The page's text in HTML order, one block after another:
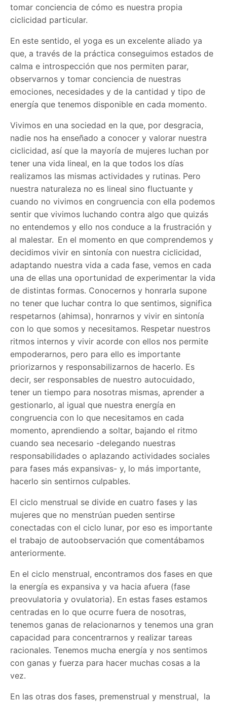
tomar conciencia de cómo es nuestra propia
ciclicidad particular.
En este sentido, el yoga es un excelente aliado ya
que, a través de la práctica conseguimos estados de
calma e introspección que nos permiten parar,
observarnos y tomar conciencia de nuestras
emociones, necesidades y de la cantidad y tipo de
energía que tenemos disponible en cada momento.
Vivimos en una sociedad en la que, por desgracia,
nadie nos ha enseñado a conocer y valorar nuestra
ciclicidad, así que la mayoría de mujeres luchan por
tener una vida lineal, en la que todos los días
realizamos las mismas actividades y rutinas. Pero
nuestra naturaleza no es lineal sino fluctuante y
cuando no vivimos en congruencia con ella podemos
sentir que vivimos luchando contra algo que quizás
no entendemos y ello nos conduce a la frustración y
al malestar. En el momento en que comprendemos y
decidimos vivir en sintonía con nuestra ciclicidad,
adaptando nuestra vida a cada fase, vemos en cada
una de ellas una oportunidad de experimentar la vida
de distintas formas. Conocernos y honrarla supone
no tener que luchar contra lo que sentimos, significa
respetarnos (ahimsa), honrarnos y vivir en sintonía
con lo que somos y necesitamos. Respetar nuestros
ritmos internos y vivir acorde con ellos nos permite
empoderarnos, pero para ello es importante
priorizarnos y responsabilizarnos de hacerlo. Es
decir, ser responsables de nuestro autocuidado,
tener un tiempo para nosotras mismas, aprender a
gestionarlo, al igual que nuestra energía en
congruencia con lo que necesitamos en cada
momento, aprendiendo a soltar, bajando el ritmo
cuando sea necesario -delegando nuestras
responsabilidades o aplazando actividades sociales
para fases más expansivas- y, lo más importante,
hacerlo sin sentirnos culpables.
El ciclo menstrual se divide en cuatro fases y las
mujeres que no menstrúan pueden sentirse
conectadas con el ciclo lunar, por eso es importante
el trabajo de autoobservación que comentábamos
anteriormente.
En el ciclo menstrual, encontramos dos fases en que
la energía es expansiva y va hacia afuera (fase
preovulatoria y ovulatoria). En estas fases estamos
centradas en lo que ocurre fuera de nosotras,
tenemos ganas de relacionarnos y tenemos una gran
capacidad para concentrarnos y realizar tareas
racionales. Tenemos mucha energía y nos sentimos
con ganas y fuerza para hacer muchas cosas a la
vez.
En las otras dos fases, premenstrual y menstrual, la